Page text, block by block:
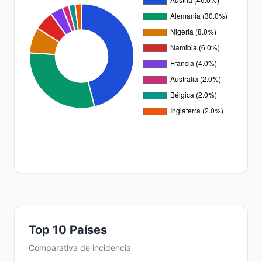
Top 10 Países
Comparativa de incidencia